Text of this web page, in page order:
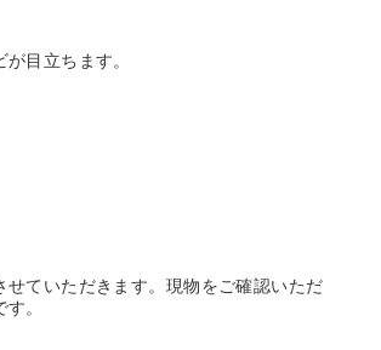
目立ちます。
せていただきます。現物をご確認いただ
。